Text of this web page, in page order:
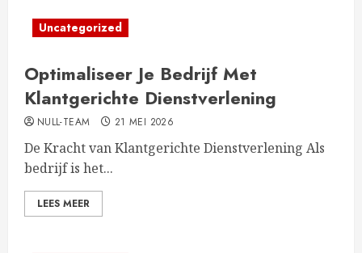
Uncategorized
Optimaliseer Je Bedrijf Met
Klantgerichte Dienstverlening
NULL-TEAM 21 MEI 2026
De Kracht van Klantgerichte Dienstverlening Als
bedrijf is het...
LEES MEER